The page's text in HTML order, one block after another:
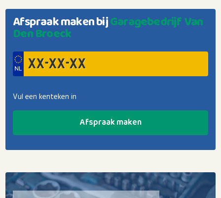
Afspraak maken bijGaragebedrijf Van
Den Broeck
Vul een kenteken in
Afspraak maken